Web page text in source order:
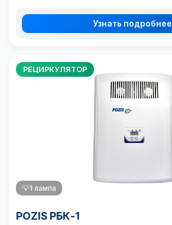
Узнать подробнее
РЕЦИРКУЛЯТОР
💡1 лампа
POZIS РБК-1